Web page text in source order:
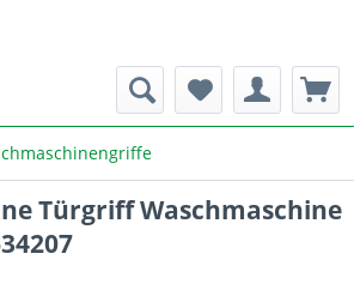
Türgriff Waschmaschine